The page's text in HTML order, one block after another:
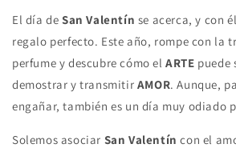
El día de San Valentín se acerca, y con
regalo perfecto. Este año, rompe con la
perfume y descubre cómo elARTE puede
demostrar y transmitir AMOR.Aunque,
engañar, también es un día muy odiado
Solemos asociar San Valentíncon el